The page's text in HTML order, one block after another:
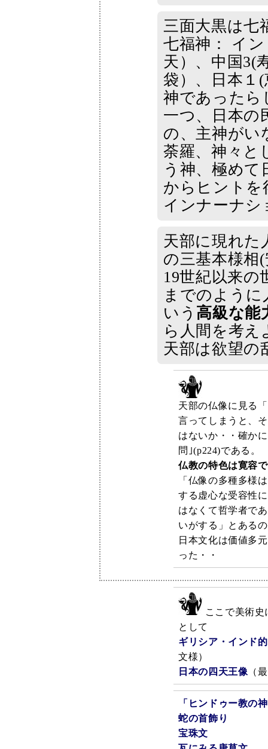
三面大黒は七
七福神： イ
天）、中国3(
袋）、日本１
神であったら
一つ、日本の
の、主神がい
荼羅、神々と
う神、極めて
からヒント
インナーナシ
天部に現れた
の三基本様相
19世紀以来の
までのよう
いう 高級な能
ら人間を考え
天部は欲望の
天部の仏像に見る
言ってしまうと、
はないか・・確か
問｣(p224)である。
仏教の特色は寛容
「仏像の多種多様
する虚心な受容性
はなくて哲学者で
いがする」とある
日本文化は価値多
った・・
ここで美術
として
ギリシア・インド
文様）
日本の四天王像（
「ヒンドゥー教の
蛇の首飾り
宝珠文